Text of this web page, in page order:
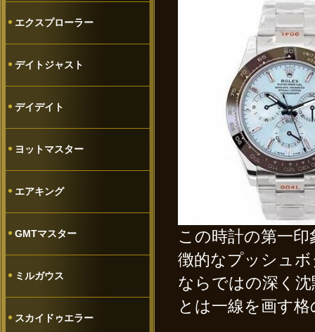
エクスプローラー
デイトジャスト
デイデイト
ヨットマスター
エアキング
GMTマスター
ミルガウス
スカイドゥエラー
この時計の第一
徴的なプッシュ
ならではの深く
とは一線を画す